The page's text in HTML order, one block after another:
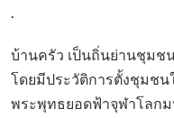
.
บ้านครัว เป็นถิ่นย่านชุมช
โดยมีประวัติการตั้งชุมชน
พระพุทธยอดฟ้าจุฬาโลก